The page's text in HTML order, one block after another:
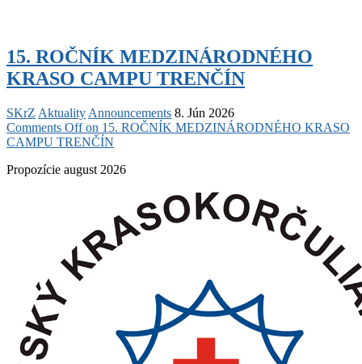
15. ROČNÍK MEDZINÁRODNÉHO
KRASO CAMPU TRENČÍN
SKrZ Aktuality Announcements 8. Jún 2026
Comments Offon 15. ROČNÍK MEDZINÁRODNÉHO KRASO
CAMPU TRENČÍN
Propozície august 2026